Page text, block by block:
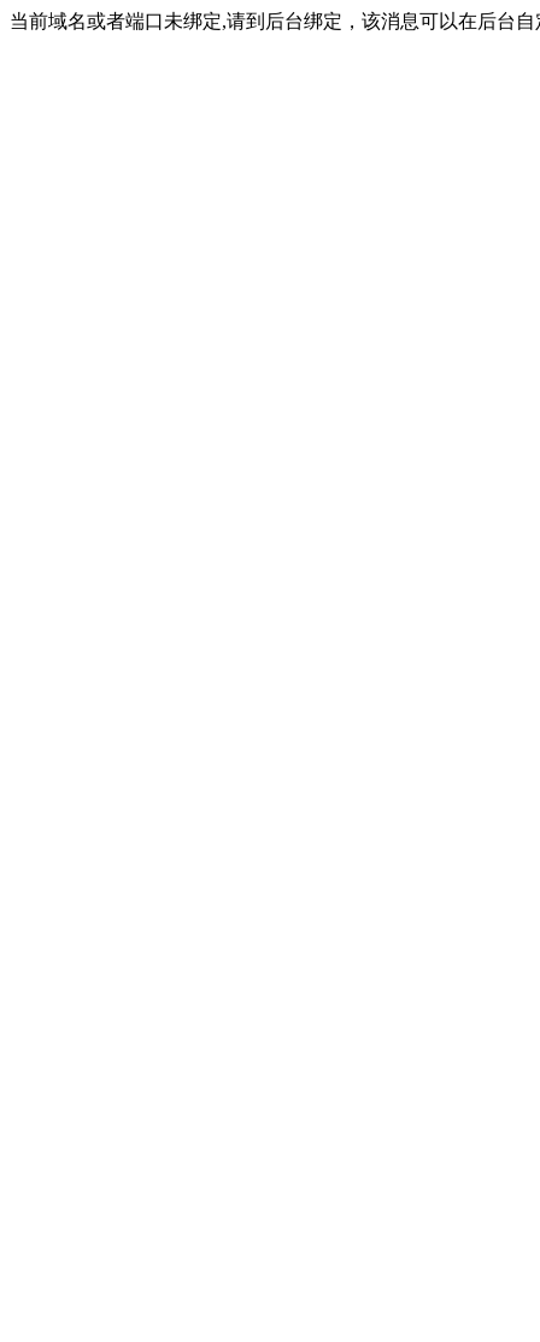
当前域名或者端口未绑定,请到后台绑定，该消息可以在后台自